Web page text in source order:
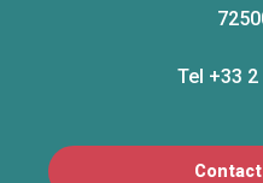
Tel +33 2